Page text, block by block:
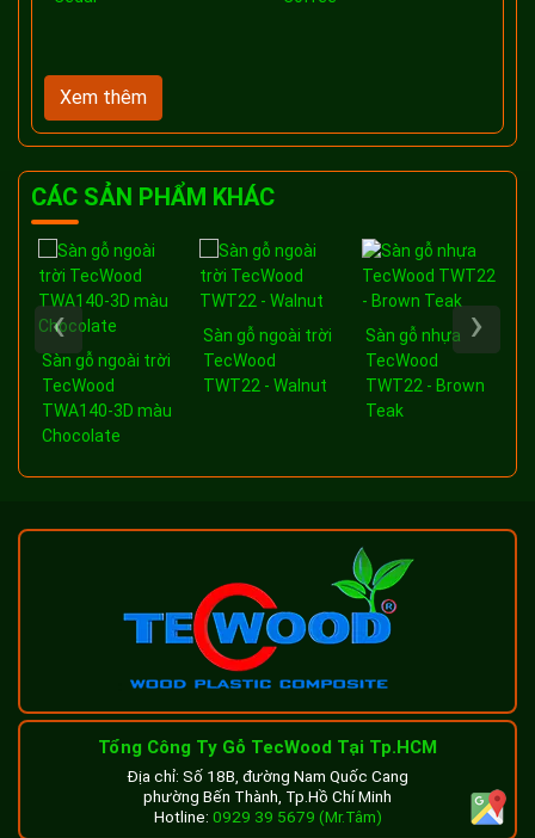
Xem thêm
CÁC SẢN PHẨM KHÁC
Sàn gỗ ngoài trời
TecWood
TWA140-3D màu
Chocolate
Sàn gỗ ngoài trời
TecWood
TWT22 - Walnut
Sàn gỗ nhựa
TecWood
TWT22 - Brown
Teak
‹ ›
Tổng Công Ty Gỗ TecWood Tại Tp.HCM
Địa chỉ: Số 18B, đường Nam Quốc Cang
phường Bến Thành, Tp.Hồ Chí Minh
Hotline: 0929 39 5679 (Mr.Tâm)